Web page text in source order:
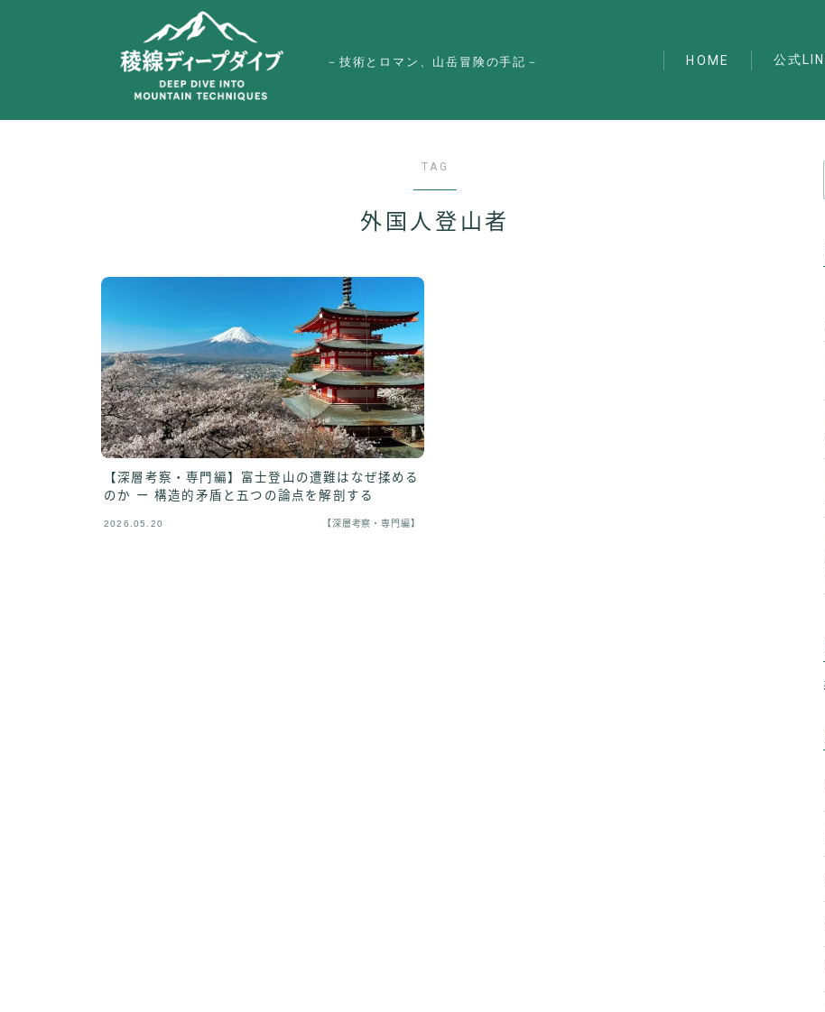
－技術とロマン、山岳冒険の手記－ HOME 公式
TAG
外国人登山者
【深層考察・専門編】富士登山の遭難はなぜ揉める
のか ー 構造的矛盾と五つの論点を解剖する
2026.05.20 【深層考察・専門編】